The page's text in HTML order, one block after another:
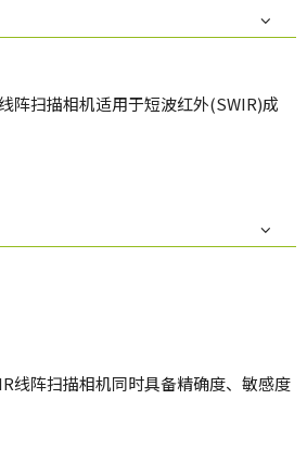
阵扫描相机适用于短波红外(SWIR)成
线阵扫描相机同时具备精确度、敏感度